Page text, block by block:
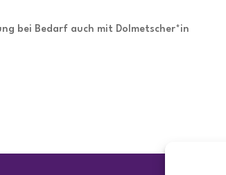
bei Bedarf auch mit Dolmetscher*in